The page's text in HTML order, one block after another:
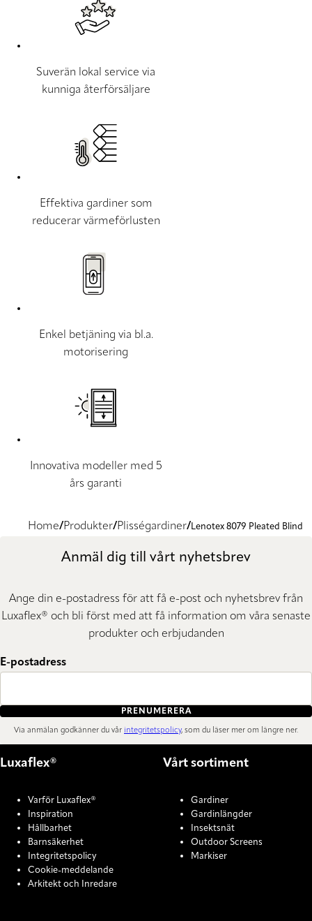
Suverän lokal service via
kunniga återförsäljare
Effektiva gardiner som
reducerar värmeförlusten
Enkel betjäning via bl.a.
motorisering
Innovativa modeller med 5
års garanti
Home Produkter Plisségardiner Lenotex 8079 Pleated Blind
Anmäl dig till vårt nyhetsbrev
Ange din e-postadress för att få e-post och nyhetsbrev från
Luxaflex® och bli först med att få information om våra senaste
produkter och erbjudanden
E-postadress
PRENUMERERA
Via anmälan godkänner du vår integritetspolicy, som du läser mer om längre ner.
Luxaflex®
Varför Luxaflex®
Inspiration
Hållbarhet
Barnsäkerhet
Integritetspolicy
Cookie-meddelande
Arkitekt och Inredare
Vårt sortiment
Gardiner
Gardinlängder
Insektsnät
Outdoor Screens
Markiser